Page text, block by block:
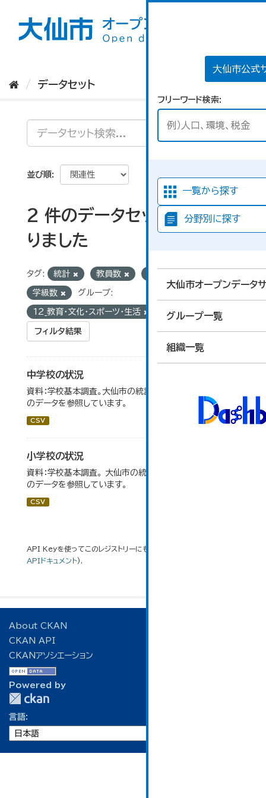
大仙市公式
フリーワード検索
一覧から探す
分野別に探す
大仙市オープンデータ
グループ一覧
組織一覧
データセット
並び順
2 件のデータセットが見つか
りました
タグ: 統計 教員数
学級数 グループ:
12_教育・文化・スポーツ・生活
フィルタ結果
中学校の状況
資料：学校基本調査。大仙市の統計「14-5 中学校の状況」
のデータを参照しています。
CSV
小学校の状況
資料：学校基本調査。 大仙市の統計「14-3 小学校の状況」
のデータを参照しています。
CSV
API Keyを使ってこのレジストリーにもアクセス可能です
APIドキュメント).
About CKAN
CKAN API
CKANアソシエーション
Powered by
言語